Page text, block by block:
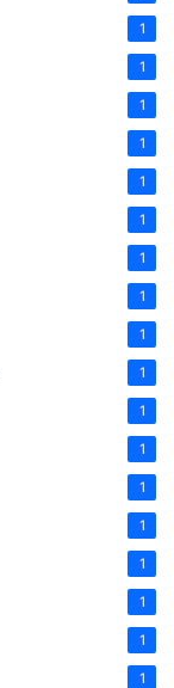
1
1
1
1
1
1
1
1
1
1
1
1
1
1
1
1
1
1